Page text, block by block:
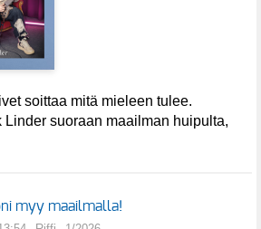
soittaa mitä mieleen tulee.
Linder suoraan maailman huipulta,
myy maailmalla!